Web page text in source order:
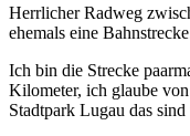
Herrlicher Radweg
ehemals eine
Ich bin die Strecke
Kilometer, ich glaube
Stadtpark Lugau das